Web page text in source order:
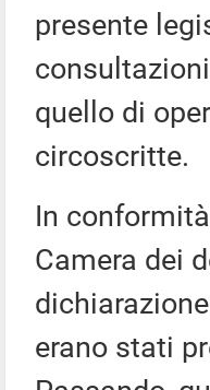
presente
quello di
circoscritte.
In
Camera dei
erano stati